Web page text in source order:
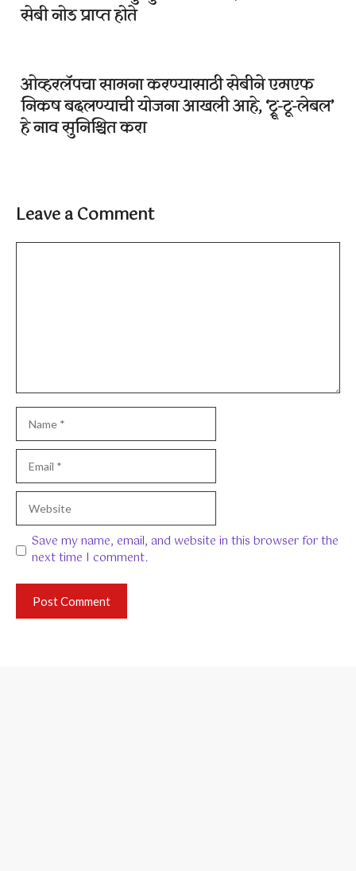
सेबी नोड प्राप्त होते
ओव्हरलॅपचा सामना करण्यासाठी सेबीने एमएफ
निकष बदलण्याची योजना आखली आहे, ‘ट्रू-टू-लेबल’
हे नाव सुनिश्चित करा
Leave a Comment
Comment
Name
Email
Website
Save my name, email, and website in this browser for the
next time I comment.